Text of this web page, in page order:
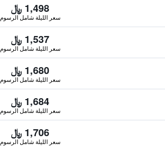
1,498 ﷼
سعر الليلة شامل الرسوم
1,537 ﷼
سعر الليلة شامل الرسوم
1,680 ﷼
سعر الليلة شامل الرسوم
1,684 ﷼
سعر الليلة شامل الرسوم
1,706 ﷼
سعر الليلة شامل الرسوم